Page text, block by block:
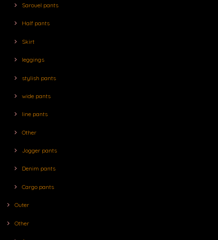
Sarouel pants
Half pants
Skirt
leggings
stylish pants
wide pants
line pants
Other
Jogger pants
Denim pants
Cargo pants
Outer
Other